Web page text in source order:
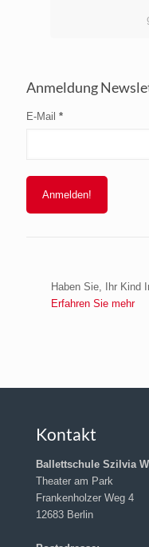
Anmeldung
E-Mail *
Haben Sie, Ihr Kind
Erfahren Sie mehr
Kontakt
Ballettschule Szilvia
Theater am Park
Frankenholzer Weg 4
12683 Berlin